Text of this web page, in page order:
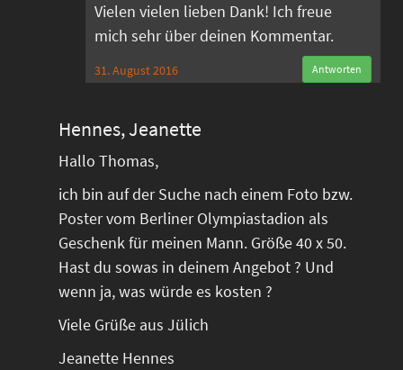
Vielen vielen lieben Dank! Ich freue
mich sehr über deinen Kommentar.
31. August 2016 Antworten
Hennes, Jeanette
Hallo Thomas,
ich bin auf der Suche nach einem Foto bzw.
Poster vom Berliner Olympiastadion als
Geschenk für meinen Mann. Größe 40 x 50.
Hast du sowas in deinem Angebot ? Und
wenn ja, was würde es kosten ?
Viele Grüße aus Jülich
Jeanette Hennes